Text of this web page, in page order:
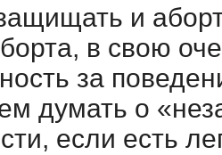
и
в свою
за
думать о
если есть